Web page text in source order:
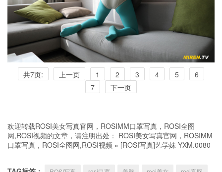
共7页: 上一页 1 2 3 4 5
6
7
下一页
欢迎转载ROSI美女写真官网，ROSIMM口罩写真，ROSI全图
网,ROSI视频的文章，请注明出处： ROSI美女写真官网，ROSIMM
口罩写真，ROSI全图网,ROSI视频 » [ROSI写真]艺学妹 YXM.0080